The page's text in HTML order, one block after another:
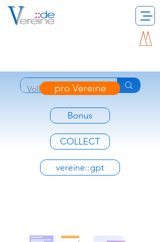
pro Vereine
Bonus
COLLECT
vereine::gpt